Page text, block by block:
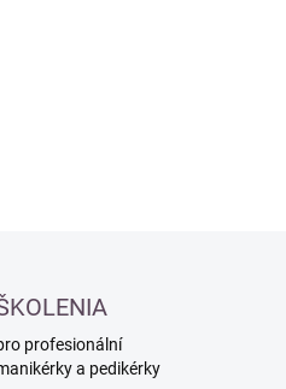
profesionální
a pedikérky